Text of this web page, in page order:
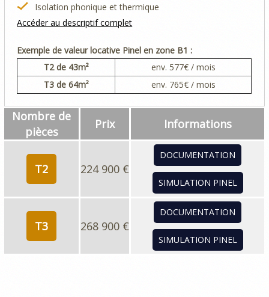
Isolation phonique et thermique
Accéder au descriptif complet
Exemple de valeur locative Pinel en zone B1 :
T2de 43m² env. 577€ / mois
T3 de 64m² env. 765€ / mois
Nombre de
pièces
Prix Informations
T2 224 900 €
DOCUMENTATION
SIMULATION PINEL
T3 268 900 €
DOCUMENTATION
SIMULATION PINEL